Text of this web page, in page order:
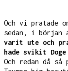
Och vi pratade
sedan, i början
varit ute och
hade svikit
Och redan då så